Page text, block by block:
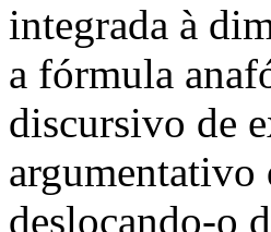
integrada à
a fórmula
discursivo de
argumentativo
deslocando-o